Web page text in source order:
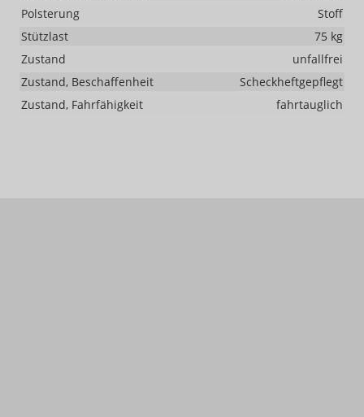
Polsterung
Stoff
Stützlast
75 kg
Zustand
unfallfrei
Zustand, Beschaffenheit
Scheckheftgepflegt
Zustand, Fahrfähigkeit
fahrtauglich